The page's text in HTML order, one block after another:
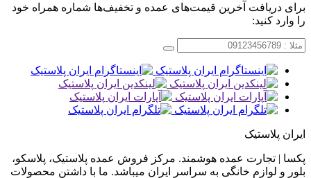
برای دریافت آخرین قیمت‌های عمده و تخفیف‌ها شماره همراه خود
را وارد کنید:
ایران پلاستیک
پکسا | تجارت عمده هوشمند. مرکز فروش عمده پلاستیک، پلاسکو،
بلور و لوازم خانگی به سراسر ایران میباشد. ما با داشتن محصولات